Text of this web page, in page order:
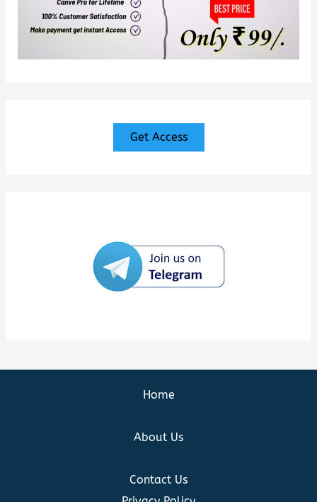
Get Access
Home
About Us
Contact Us